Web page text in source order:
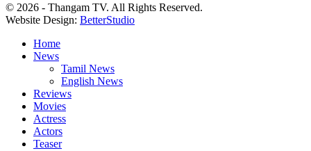
© 2026 - Thangam TV. All Rights Reserved.
Website Design: BetterStudio
Home
News
Tamil News
English News
Reviews
Movies
Actress
Actors
Teaser